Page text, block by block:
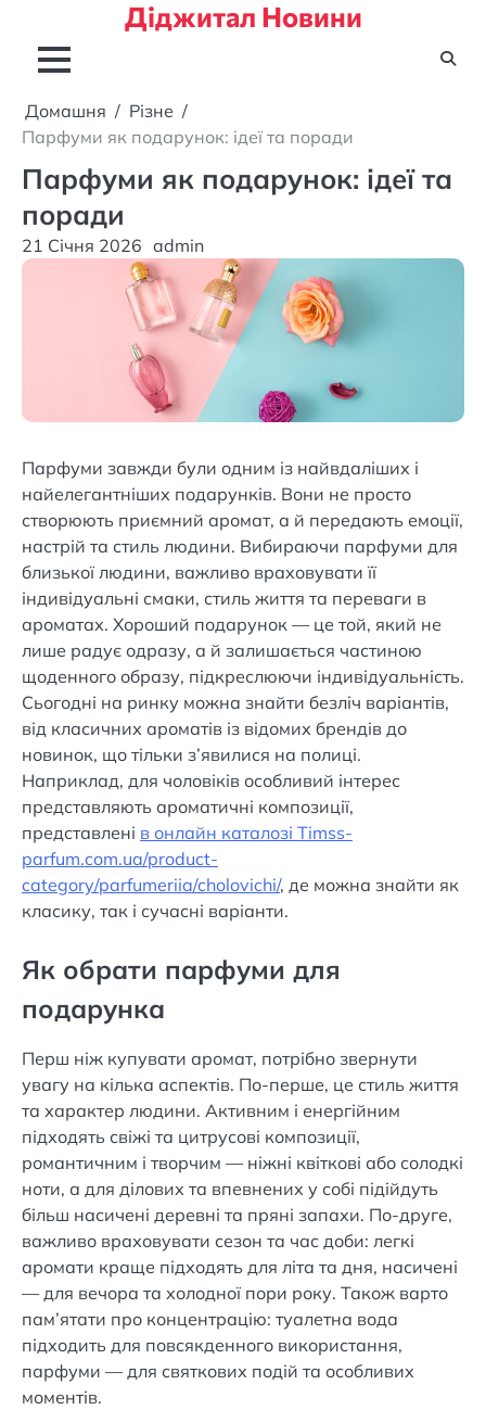
вмісту
Діджитал Новини
Домашня
Різне
Парфуми як подарунок: ідеї та поради
Парфуми як подарунок: ідеї та
поради
21 Січня 2026 admin
Парфуми завжди були одним із найвдаліших і
найелегантніших подарунків. Вони не просто
створюють приємний аромат, а й передають емоції,
настрій та стиль людини. Вибираючи парфуми для
близької людини, важливо враховувати її
індивідуальні смаки, стиль життя та переваги в
ароматах. Хороший подарунок — це той, який не
лише радує одразу, а й залишається частиною
щоденного образу, підкреслюючи індивідуальність.
Сьогодні на ринку можна знайти безліч варіантів,
від класичних ароматів із відомих брендів до
новинок, що тільки з’явилися на полиці.
Наприклад, для чоловіків особливий інтерес
представляють ароматичні композиції,
представлені в онлайн каталозі Тimss-
parfum.com.ua/product-
category/parfumeriia/cholovichi/, де можна знайти як
класику, так і сучасні варіанти.
Як обрати парфуми для
подарунка
Перш ніж купувати аромат, потрібно звернути
увагу на кілька аспектів. По-перше, це стиль життя
та характер людини. Активним і енергійним
підходять свіжі та цитрусові композиції,
романтичним і творчим — ніжні квіткові або солодкі
ноти, а для ділових та впевнених у собі підійдуть
більш насичені деревні та пряні запахи. По-друге,
важливо враховувати сезон та час доби: легкі
аромати краще підходять для літа та дня, насичені
— для вечора та холодної пори року. Також варто
пам’ятати про концентрацію: туалетна вода
підходить для повсякденного використання,
парфуми — для святкових подій та особливих
моментів.